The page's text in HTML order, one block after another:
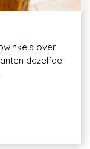
over
dezelfde